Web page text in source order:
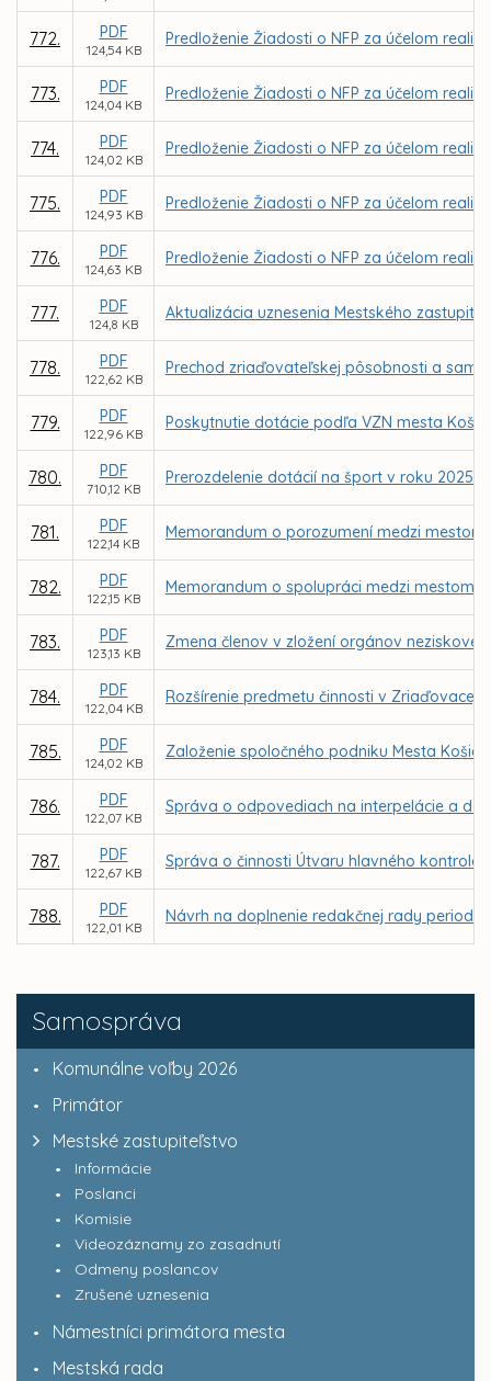
Samospráva
Komunálne voľby 2026
Primátor
Mestské zastupiteľstvo
Informácie
Poslanci
Komisie
Videozáznamy zo zasadnutí
Odmeny poslancov
Zrušené uznesenia
Námestníci primátora mesta
Mestská rada
772. PDF
124,54 KB
Predloženie Žiadosti o NFP za účelom
773. PDF
124,04 KB
Predloženie Žiadosti o NFP za účelom
774. PDF
124,02 KB
Predloženie Žiadosti o NFP za účelom
775. PDF
124,93 KB
Predloženie Žiadosti o NFP za účelom
776. PDF
124,63 KB
Predloženie Žiadosti o NFP za účelom
777. PDF
124,8 KB
Aktualizácia uznesenia Mestského
778. PDF
122,62 KB
Prechod zriaďovateľskej pôsobnosti a
779. PDF
122,96 KB
Poskytnutie dotácie podľa VZN mesta
780. PDF
710,12 KB
Prerozdelenie dotácií na šport v roku 2025
781. PDF
122,14 KB
Memorandum o porozumení medzi mestom
782. PDF
122,15 KB
Memorandum o spolupráci medzi mestom
783. PDF
123,13 KB
Zmena členov v zložení orgánov neziskovej
784. PDF
122,04 KB
Rozšírenie predmetu činnosti v Zriaďovacej
785. PDF
124,02 KB
Založenie spoločného podniku Mesta
786. PDF
122,07 KB
Správa o odpovediach na interpelácie a
787. PDF
122,67 KB
Správa o činnosti Útvaru hlavného
788. PDF
122,01 KB
Návrh na doplnenie redakčnej rady